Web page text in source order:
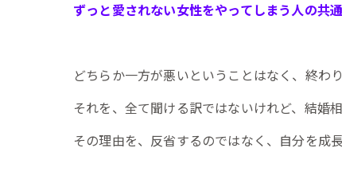
ずっと愛されない女性をやってしまう人の共
どちらか一方が悪いということはなく、終わ
それを、全て聞ける訳ではないけれど、結婚
その理由を、反省するのではなく、自分を成